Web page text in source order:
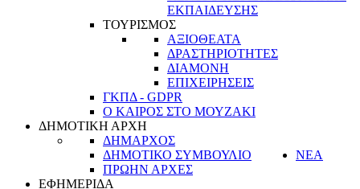
ΕΚΠΑΙΔΕΥΣΗΣ
ΤΟΥΡΙΣΜΟΣ
ΑΞΙΟΘΕΑΤΑ
ΔΡΑΣΤΗΡΙΟΤΗΤΕΣ
ΔΙΑΜΟΝΗ
ΕΠΙΧΕΙΡΗΣΕΙΣ
ΓΚΠΔ - GDPR
Ο ΚΑΙΡΟΣ ΣΤΟ ΜΟΥΖΑΚΙ
ΔΗΜΟΤΙΚΗ ΑΡΧΗ
ΔΗΜΑΡΧΟΣ
ΔΗΜΟΤΙΚΟ ΣΥΜΒΟΥΛΙΟ
ΠΡΩΗΝ ΑΡΧΕΣ
ΝΕΑ
ΕΦΗΜΕΡΙΔΑ